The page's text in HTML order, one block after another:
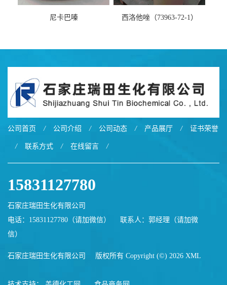
尼卡巴嗪 西洛他唑（73963-72-1）
公司首页 / 公司介绍 / 公司动态 / 产品展厅 / 证书荣誉
/ 联系方式 / 在线留言 /
15831127780
石家庄瑞田生化有限公司
电话：15831127780（请加微信）
联系人：郭经理（请加微
信）
石家庄瑞田生化有限公司 版权所有 Copyright (©) 2026 XML